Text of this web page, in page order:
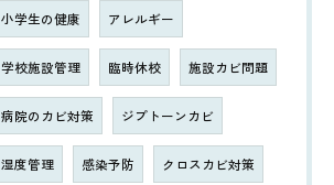
小学生の健康 アレルギー
学校施設管理 臨時休校 施設カビ問題
病院のカビ対策 ジプトーンカビ
湿度管理 感染予防 クロスカビ対策